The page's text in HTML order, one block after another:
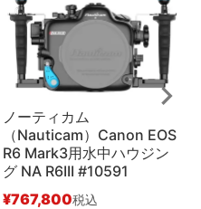
ノーティカム
（Nauticam）Canon EOS
R6 Mark3用水中ハウジン
グ NA R6III #10591
¥767,800税込